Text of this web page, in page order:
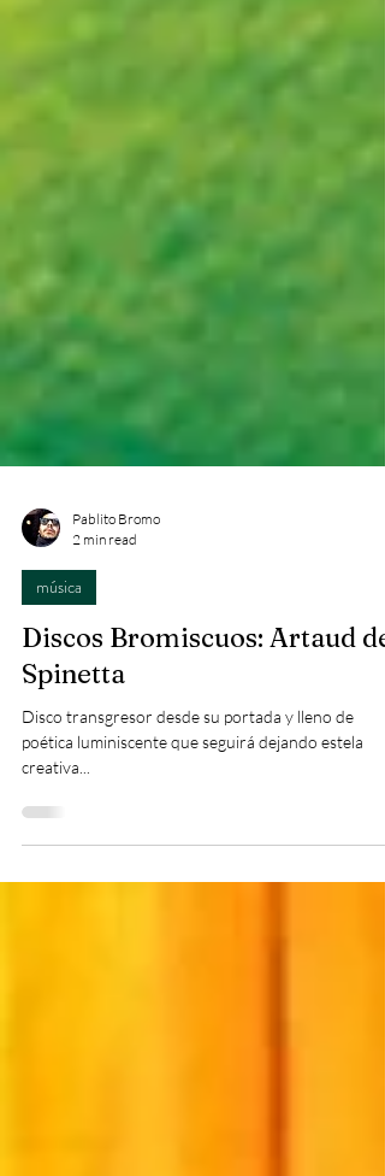
Pablito Bromo
2 min read
música
Discos Bromiscuos: Artaud de
Spinetta
Disco transgresor desde su portada y lleno de
creativa...